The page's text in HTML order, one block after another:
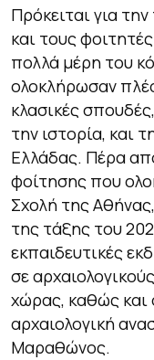
Πρόκειται για
και τους
πολλά μέρη του
ολοκλήρωσαν
κλασικές
την ιστορία, και
Ελλάδας. Πέρα
φοίτησης που
Σχολή της
της τάξης του
εκπαιδευτικές
σε
χώρας, καθώς και
αρχαιολογική
Μαραθώνος.